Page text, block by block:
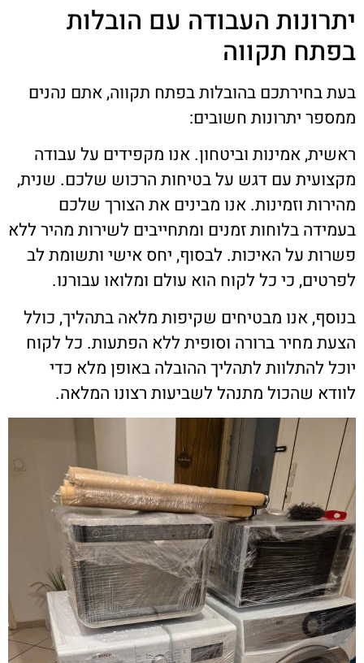
יתרונות העבודה עם הובלות
בפתח תקווה
בעת בחירתכם בהובלות בפתח תקווה, אתם נהנים
ממספר יתרונות חשובים:
ראשית, אמינות וביטחון. אנו מקפידים על עבודה
מקצועית עם דגש על בטיחות הרכוש שלכם. שנית,
מהירות וזמינות. אנו מבינים את הצורך שלכם
בעמידה בלוחות זמנים ומתחייבים לשירות מהיר ללא
פשרות על האיכות. לבסוף, יחס אישי ותשומת לב
לפרטים, כי כל לקוח הוא עולם ומלואו עבורנו.
בנוסף, אנו מבטיחים שקיפות מלאה בתהליך, כולל
הצעת מחיר ברורה וסופית ללא הפתעות. כל לקוח
יוכל להתלוות לתהליך ההובלה באופן מלא כדי
לוודא שהכול מתנהל לשביעות רצונו המלאה.